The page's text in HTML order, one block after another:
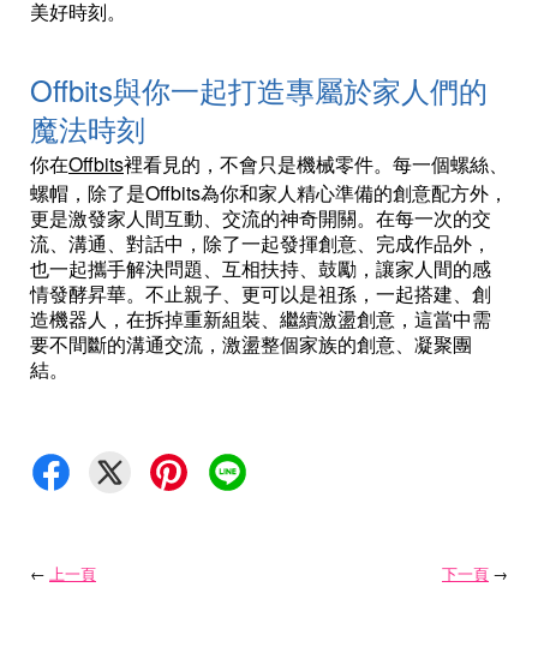
美好時刻。
Offbits與你一起打造專屬於家人們的
魔法時刻
你在Offbits裡看見的，不會只是機械零件。每一個螺絲、
螺帽，除了是Offbits為你和家人精心準備的創意配方外，
更是激發家人間互動、交流的神奇開關。在每一次的交
流、溝通、對話中，除了一起發揮創意、完成作品外，
也一起攜手解決問題、互相扶持、鼓勵，讓家人間的感
情發酵昇華。不止親子、更可以是祖孫，一起搭建、創
造機器人，在拆掉重新組裝、繼續激盪創意，這當中需
要不間斷的溝通交流，激盪整個家族的創意、凝聚團
結。
← 上一頁 下一頁 →